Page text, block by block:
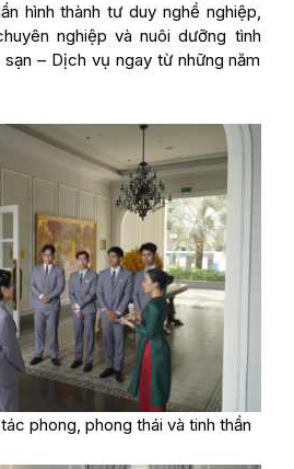
hình thành tư duy nghề nghiệp,
nghiệp và nuôi dưỡng tình
– Dịch vụ ngay từ những năm
phong, phong thái và tinh thần